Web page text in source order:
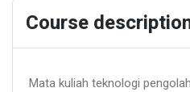
Course
Mata kuliah teknologi